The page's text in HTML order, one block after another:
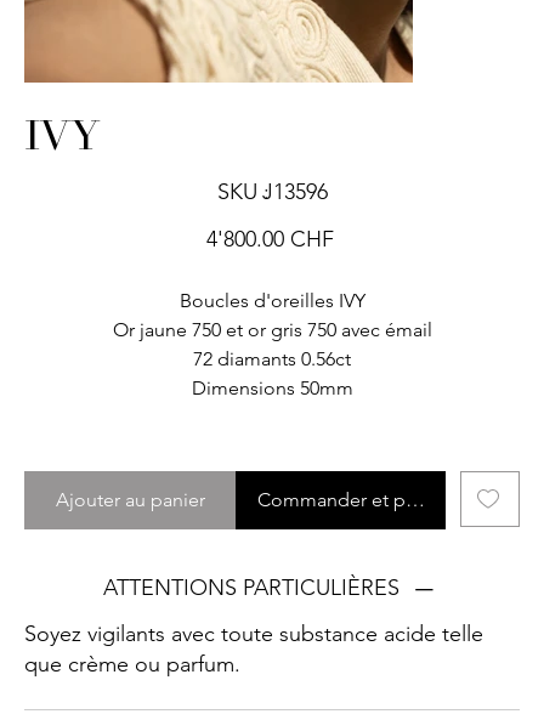
IVY
SKU :SKU
J13596
J13596
Prix
4'800.00 CHF
Boucles d'oreilles IVY
Or jaune 750 et or gris 750 avec émail
72 diamants 0.56ct
Dimensions 50mm
Ajouter au panier Commander et payer
ATTENTIONS PARTICULIÈRES
Soyez vigilants avec toute substance acide telle
que crème ou parfum.